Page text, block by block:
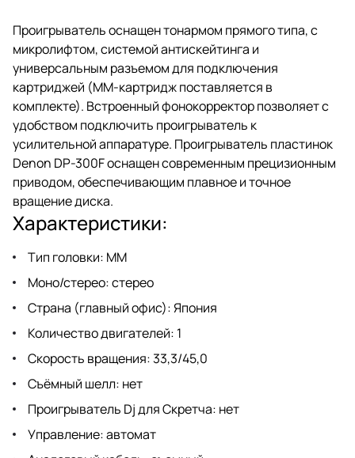
Проигрыватель оснащен тонармом прямого типа, с
микролифтом, системой антискейтинга и
универсальным разъемом для подключения
картриджей (MM-картридж поставляется в
комплекте). Встроенный фонокорректор позволяет с
удобством подключить проигрыватель к
усилительной аппаратуре. Проигрыватель пластинок
Denon DP-300F оснащен современным прецизионным
приводом, обеспечивающим плавное и точное
вращение диска.
Характеристики:
Тип головки: MM
Моно/стерео: стерео
Страна (главный офис): Япония
Количество двигателей: 1
Скорость вращения: 33,3/45,0
Съёмный шелл: нет
Проигрыватель Dj для Скретча: нет
Управление: автомат